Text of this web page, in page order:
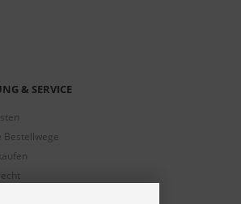
& SERVICE
Bestellwege